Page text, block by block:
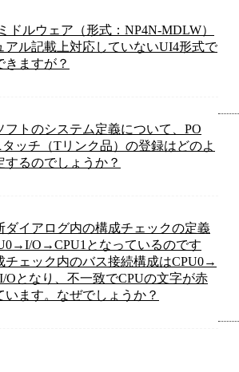
ドルウェア（形式：NP4N-MDLW）
アル記載上対応していないUI4形式で
きますが？
フトのシステム定義について、PO
ッチ（Tリンク品）の登録はどのよ
するのでしょうか？
ダイアログ内の構成チェックの定義
O→CPU1となっているのです
チェック内のバス接続構成はCPU0→
となり、不一致でCPUの文字が赤
います。なぜでしょうか？